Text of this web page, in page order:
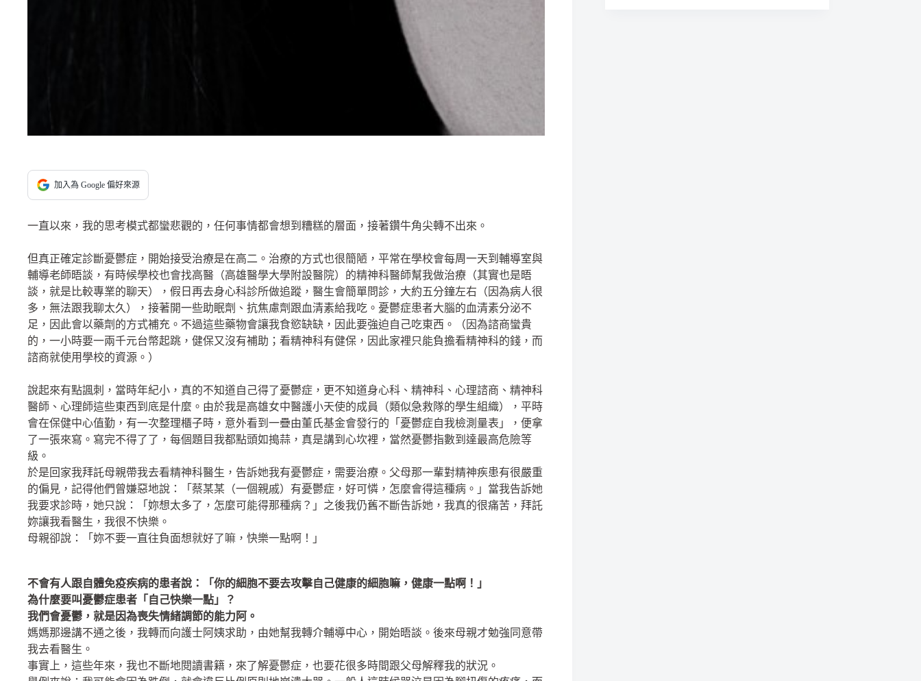
加入為 Google 偏好來源
一直以來，我的思考模式都蠻悲觀的，任何事情都會想到糟糕的層面，接著鑽牛角尖轉不出來。
但真正確定診斷憂鬱症，開始接受治療是在高二。治療的方式也很簡陋，平常在學校會每周一天到輔導室與
輔導老師晤談，有時候學校也會找高醫（高雄醫學大學附設醫院）的精神科醫師幫我做治療（其實也是晤
談，就是比較專業的聊天），假日再去身心科診所做追蹤，醫生會簡單問診，大約五分鐘左右（因為病人很
多，無法跟我聊太久），接著開一些助眠劑、抗焦慮劑跟血清素給我吃。憂鬱症患者大腦的血清素分泌不
足，因此會以藥劑的方式補充。不過這些藥物會讓我食慾缺缺，因此要強迫自己吃東西。（因為諮商蠻貴
的，一小時要一兩千元台幣起跳，健保又沒有補助；看精神科有健保，因此家裡只能負擔看精神科的錢，而
諮商就使用學校的資源。）
說起來有點諷刺，當時年紀小，真的不知道自己得了憂鬱症，更不知道身心科、精神科、心理諮商、精神科
醫師、心理師這些東西到底是什麼。由於我是高雄女中醫護小天使的成員（類似急救隊的學生組織），平時
會在保健中心值勤，有一次整理櫃子時，意外看到一疊由董氏基金會發行的「憂鬱症自我檢測量表」，便拿
了一張來寫。寫完不得了了，每個題目我都點頭如搗蒜，真是講到心坎裡，當然憂鬱指數到達最高危險等
級。
於是回家我拜託母親帶我去看精神科醫生，告訴她我有憂鬱症，需要治療。父母那一輩對精神疾患有很嚴重
的偏見，記得他們曾嫌惡地說：「蔡某某（一個親戚）有憂鬱症，好可憐，怎麼會得這種病。」當我告訴她
我要求診時，她只說：「妳想太多了，怎麼可能得那種病？」之後我仍舊不斷告訴她，我真的很痛苦，拜託
妳讓我看醫生，我很不快樂。
母親卻說：「妳不要一直往負面想就好了嘛，快樂一點啊！」
不會有人跟自體免疫疾病的患者說：「你的細胞不要去攻擊自己健康的細胞嘛，健康一點啊！」
為什麼要叫憂鬱症患者「自己快樂一點」？
我們會憂鬱，就是因為喪失情緒調節的能力阿。
媽媽那邊講不通之後，我轉而向護士阿姨求助，由她幫我轉介輔導中心，開始晤談。後來母親才勉強同意帶
我去看醫生。
事實上，這些年來，我也不斷地閱讀書籍，來了解憂鬱症，也要花很多時間跟父母解釋我的狀況。